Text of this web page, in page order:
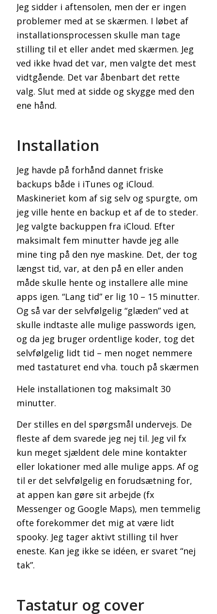
Jeg sidder i aftensolen, men der er ingen
problemer med at se skærmen. I løbet af
installationsprocessen skulle man tage
stilling til et eller andet med skærmen. Jeg
ved ikke hvad det var, men valgte det mest
vidtgående. Det var åbenbart det rette
valg. Slut med at sidde og skygge med den
ene hånd.
Installation
Jeg havde på forhånd dannet friske
backups både i iTunes og iCloud.
Maskineriet kom af sig selv og spurgte, om
jeg ville hente en backup et af de to steder.
Jeg valgte backuppen fra iCloud. Efter
maksimalt fem minutter havde jeg alle
mine ting på den nye maskine. Det, der tog
længst tid, var, at den på en eller anden
måde skulle hente og installere alle mine
apps igen. “Lang tid” er lig 10 – 15 minutter.
Og så var der selvfølgelig “glæden” ved at
skulle indtaste alle mulige passwords igen,
og da jeg bruger ordentlige koder, tog det
selvfølgelig lidt tid – men noget nemmere
med tastaturet end vha. touch på skærmen
Hele installationen tog maksimalt 30
minutter.
Der stilles en del spørgsmål undervejs. De
fleste af dem svarede jeg nej til. Jeg vil fx
kun meget sjældent dele mine kontakter
eller lokationer med alle mulige apps. Af og
til er det selvfølgelig en forudsætning for,
at appen kan gøre sit arbejde (fx
Messenger og Google Maps), men temmelig
ofte forekommer det mig at være lidt
spooky. Jeg tager aktivt stilling til hver
eneste. Kan jeg ikke se idéen, er svaret “nej
tak”.
Tastatur og cover